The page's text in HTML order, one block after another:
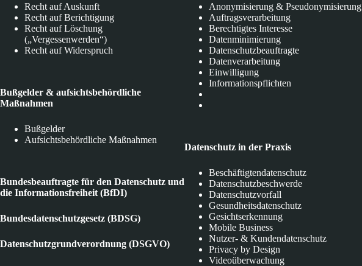
Recht auf Auskunft
Recht auf Berichtigung
Recht auf Löschung
(„Vergessenwerden“)
Recht auf Widerspruch
Bußgelder & aufsichtsbehördliche
Maßnahmen
Bußgelder
Aufsichtsbehördliche Maßnahmen
Bundesbeauftragte für den Datenschutz und
die Informationsfreiheit (BfDI)
Bundesdatenschutzgesetz (BDSG)
Datenschutzgrundverordnung (DSGVO)
Anonymisierung & Pseudonymisierung
Auftragsverarbeitung
Berechtigtes Interesse
Datenminimierung
Datenschutzbeauftragte
Datenverarbeitung
Einwilligung
Informationspflichten
Datenschutz in der Praxis
Beschäftigtendatenschutz
Datenschutzbeschwerde
Datenschutzvorfall
Gesundheitsdatenschutz
Gesichtserkennung
Mobile Business
Nutzer- & Kundendatenschutz
Privacy by Design
Videoüberwachung